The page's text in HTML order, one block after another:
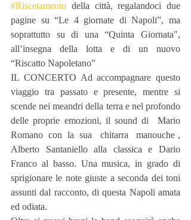
#Riscetamento della città, regalandoci due
pagine su “Le 4 giornate di Napoli”, ma
soprattutto su di una “Quinta Giornata",
all’insegna della lotta e di un nuovo
“Riscatto Napoletano”
IL CONCERTO Ad accompagnare questo
viaggio tra passato e presente, mentre si
scende nei meandri della terra e nel profondo
delle proprie emozioni, il sound di  Mario
Romano  con  la  sua   chitarra   manouche ,
Alberto Santaniello alla classica e Dario
Franco al basso. Una musica, in grado di
sprigionare le note giuste a seconda dei toni
assunti dal racconto, di questa Napoli amata
ed odiata.